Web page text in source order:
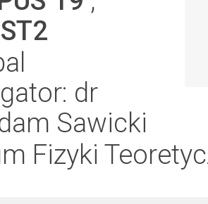
ST2
dr
Sawicki
Fizyki